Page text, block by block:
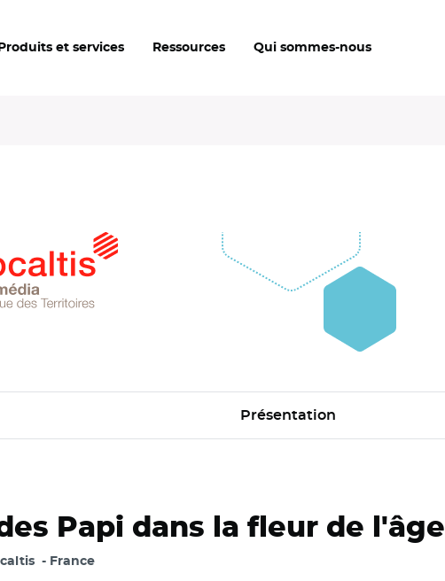
Produits et services Ressources Qui sommes-nous
Présentation
Papi dans la fleur de l'âge
France